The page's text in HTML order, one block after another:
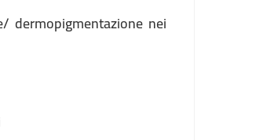
dermopigmentazione nei